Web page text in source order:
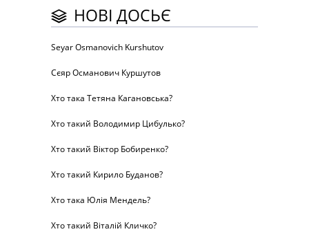
НОВІ ДОСЬЄ
Seyar Osmanovich Kurshutov
Сєяр Османович Куршутов
Хто така Тетяна Кагановська?
Хто такий Володимир Цибулько?
Хто такий Віктор Бобиренко?
Хто такий Кирило Буданов?
Хто така Юлія Мендель?
Хто такий Віталій Кличко?